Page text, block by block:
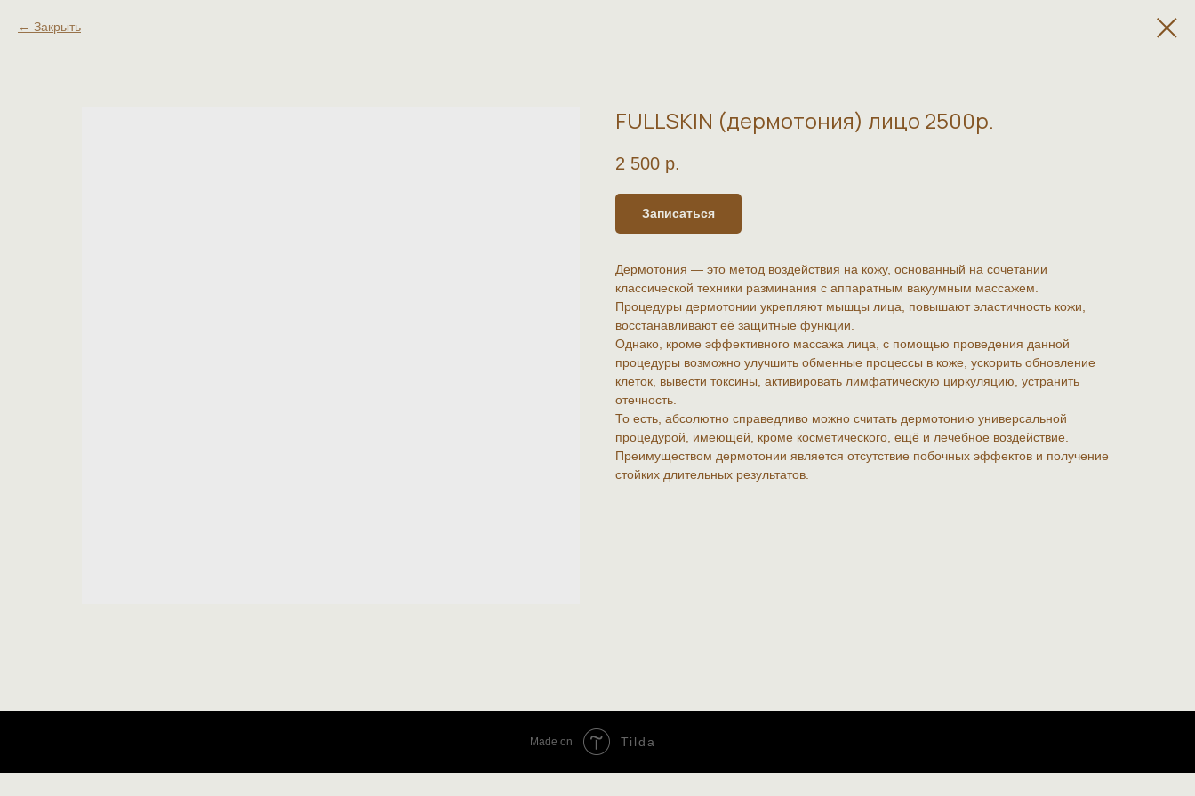
Закрыть
FULLSKIN (дермотония) лицо 2500р.
2 500 р.
Записаться
Дермотония — это метод воздействия на кожу, основанный на сочетании
классической техники разминания с аппаратным вакуумным массажем.
Процедуры дермотонии укрепляют мышцы лица, повышают эластичность кожи,
восстанавливают её защитные функции.
Однако, кроме эффективного массажа лица, с помощью проведения данной
процедуры возможно улучшить обменные процессы в коже, ускорить обновление
клеток, вывести токсины, активировать лимфатическую циркуляцию, устранить
отечность.
То есть, абсолютно справедливо можно считать дермотонию универсальной
процедурой, имеющей, кроме косметического, ещё и лечебное воздействие.
Преимуществом дермотонии является отсутствие побочных эффектов и получение
стойких длительных результатов.
Made on Tilda